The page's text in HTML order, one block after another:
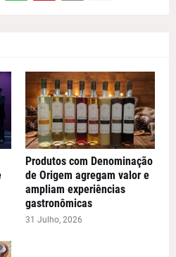
Produtos com Denominação
de Origem agregam valor e
ampliam experiências
gastronômicas
31 Julho, 2026